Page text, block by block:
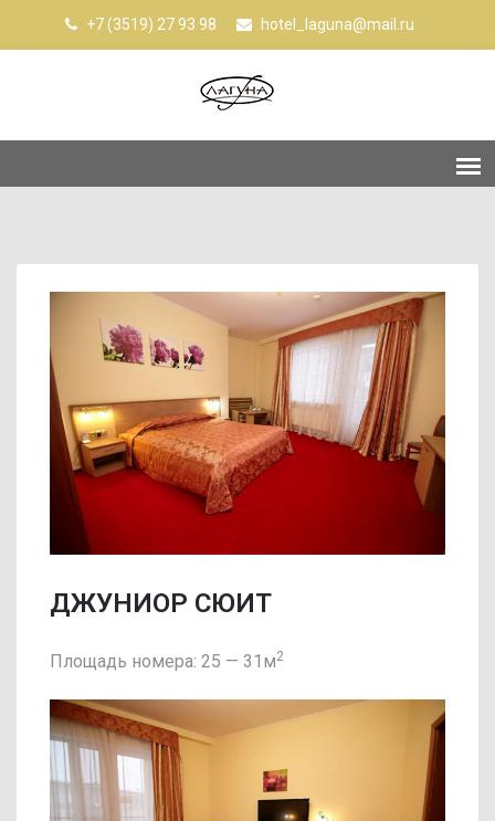
+7 (3519) 27 93 98 hotel_laguna@mail.ru
ДЖУНИОР СЮИТ
Площадь номера: 25 — 31м2